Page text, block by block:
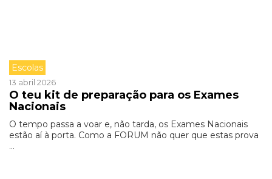
Escolas
13 abril 2026
O teu kit de preparação para os Exames
Nacionais
O tempo passa a voar e, não tarda, os Exames Nacionais
estão aí à porta. Como a FORUM não quer que estas prova
...